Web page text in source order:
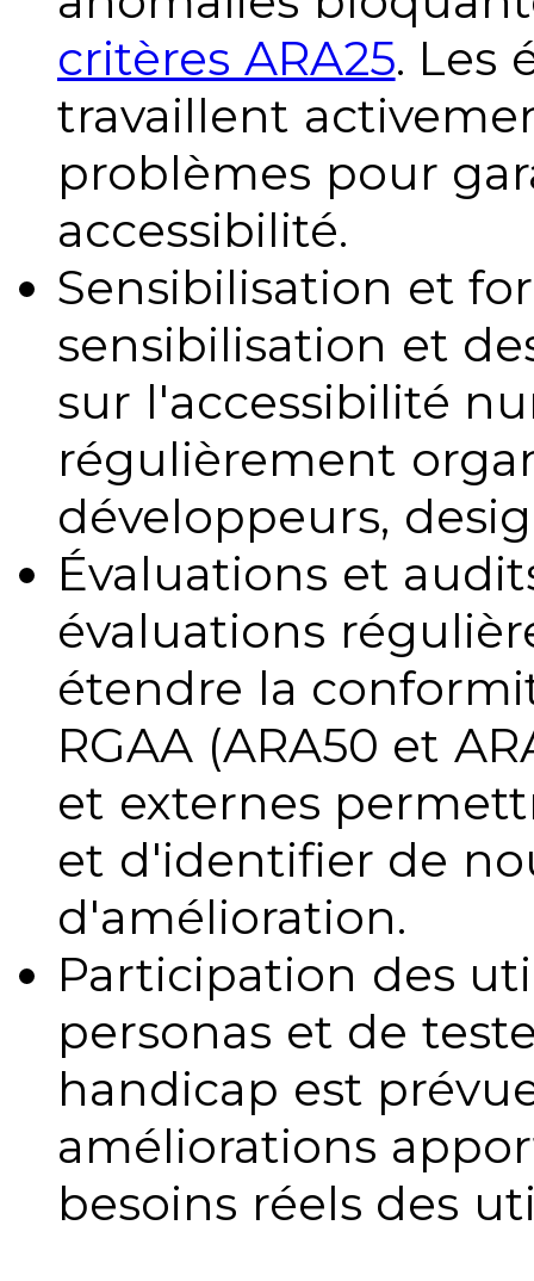
critères ARA25. Les
travaillent
problèmes pour
accessibilité.
Sensibilisation et
sensibilisation et
sur l'accessibilité
régulièrement
développeurs,
Évaluations et
évaluations
étendre la
RGAA (ARA50 et
et externes
et d'identifier de
d'amélioration.
Participation des
personas et de
handicap est
améliorations
besoins réels des